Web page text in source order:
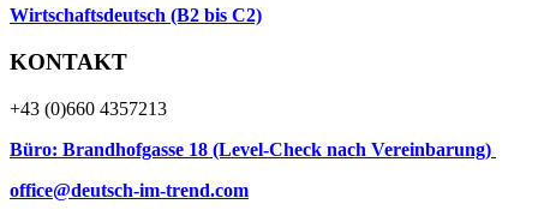
Wirtschaftsdeutsch (B2 bis C2)
KONTAKT
+43 (0)660 4357213
Büro: Brandhofgasse 18 (Level-Check nach Vereinbarung)
office@deutsch-im-trend.com